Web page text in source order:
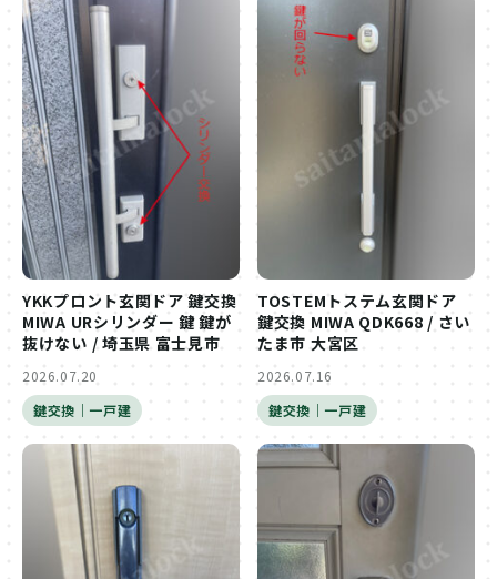
YKKプロント玄関ドア 鍵交換
MIWA URシリンダー 鍵 鍵が
抜けない / 埼玉県 富士見市
2026.07.20
鍵交換｜一戸建
TOSTEMトステム玄関ドア
鍵交換 MIWA QDK668 / さい
たま市 大宮区
2026.07.16
鍵交換｜一戸建